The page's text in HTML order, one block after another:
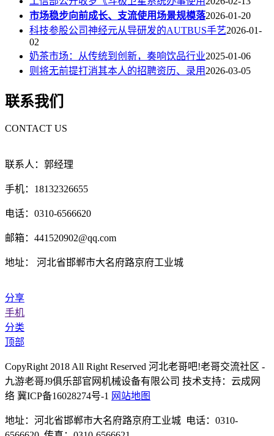
市场稳步向前成长、支流使用场景规模落2026-01-20
科技参股公司神经元从导研发的AUTBUS手艺2026-01-
02
奶茶市场：从传统到创新，奏响饮品行业2025-01-06
则将无前提打消其本人的招聘资历、录用2026-03-05
联系我们
CONTACT US
联系人：郭经理
手机：18132326655
电话：0310-6566620
邮箱：441520902@qq.com
地址： 河北省邯郸市大名府路京府工业城
分享
手机
分类
顶部
CopyRight 2018 All Right Reserved 河北老哥吧!老哥交流社区 -
九游老哥J9俱乐部官网机械设备有限公司 技术支持：云成网
络 冀ICP备16028274号-1 网站地图
地址：河北省邯郸市大名府路京府工业城 电话：0310-